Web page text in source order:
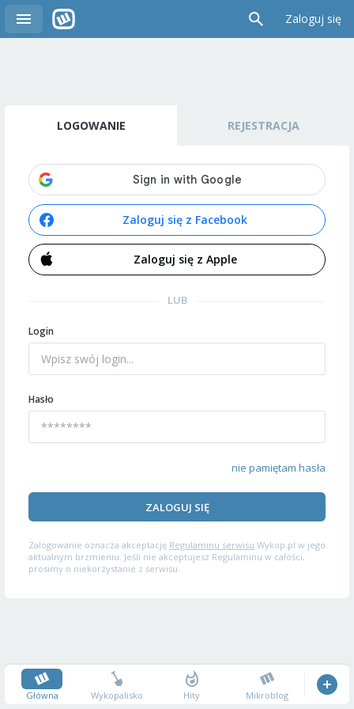
Zaloguj się
LOGOWANIE REJESTRACJA
Zaloguj się z Facebook
Zaloguj się z Apple
LUB
Login
Hasło
nie pamiętam hasła
ZALOGUJ SIĘ
Zalogowanie oznacza akceptację Regulaminu serwisu Wykop.pl w jego
aktualnym brzmieniu. Jeśli nie akceptujesz Regulaminu w całości,
prosimy o niekorzystanie z serwisu.
Główna Wykopalisko Hity Mikroblog